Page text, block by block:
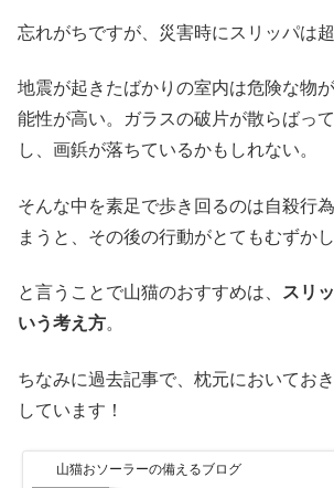
忘れがちですが、災害時にスリッパは
地震が起きたばかりの室内は危険な物
能性が高い。ガラスの破片が散らばっ
し、画鋲が落ちているかもしれない。
そんな中を素足で歩き回るのは自殺行
まうと、その後の行動がとてもむずか
と言うことで山猫のおすすめは、
スリ
いう考え方。
ちなみに過去記事で、枕元においてお
しています！
山猫おソーラーの備えるブログ